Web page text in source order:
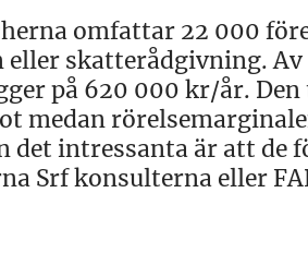
omfattar 22 000
skatterådgivning.
på 620 000 kr/år.
medan
intressanta är att de
Srf konsulterna eller